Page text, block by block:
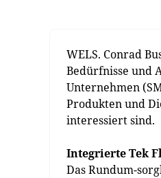
WELS. Conrad
Bedürfnisse und
Unternehmen
Produkten und
interessiert sind.
Integrierte Tek
Das Rundum-